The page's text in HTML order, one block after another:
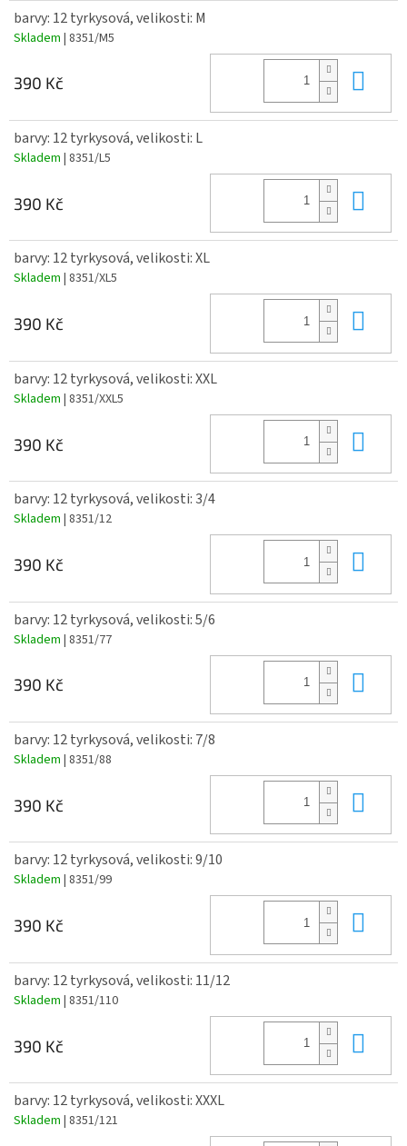
barvy: 12 tyrkysová, velikosti: M
Skladem | 8351/M5
390 Kč
barvy: 12 tyrkysová, velikosti: L
Skladem | 8351/L5
390 Kč
barvy: 12 tyrkysová, velikosti: XL
Skladem | 8351/XL5
390 Kč
barvy: 12 tyrkysová, velikosti: XXL
Skladem | 8351/XXL5
390 Kč
barvy: 12 tyrkysová, velikosti: 3/4
Skladem | 8351/12
390 Kč
barvy: 12 tyrkysová, velikosti: 5/6
Skladem | 8351/77
390 Kč
barvy: 12 tyrkysová, velikosti: 7/8
Skladem | 8351/88
390 Kč
barvy: 12 tyrkysová, velikosti: 9/10
Skladem | 8351/99
390 Kč
barvy: 12 tyrkysová, velikosti: 11/12
Skladem | 8351/110
390 Kč
barvy: 12 tyrkysová, velikosti: XXXL
Skladem | 8351/121